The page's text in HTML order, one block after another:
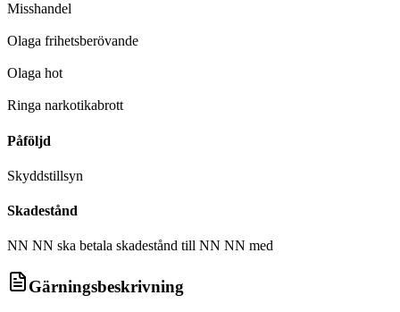
Misshandel
Olaga frihetsberövande
Olaga hot
Ringa narkotikabrott
Påföljd
Skyddstillsyn
Skadestånd
NN NN ska betala skadestånd till NN NN med
Gärningsbeskrivning